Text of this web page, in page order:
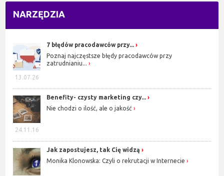
NARZĘDZIA
13.07.26
7 błędów pracodawców przy...
Poznaj najczęstsze błędy pracodawców przy
zatrudnianiu...
24.11.16
Benefity- czysty marketing czy...
Nie chodzi o ilość, ale o jakość
Jak zapostujesz, tak Cię widzą
Monika Klonowska: Czyli o rekrutacji w Internecie